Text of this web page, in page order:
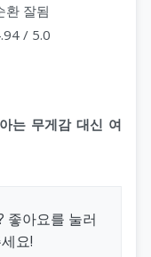
환 잘됨
/ 5.0
는 무게감 대신 여
좋아요를 눌러
요!